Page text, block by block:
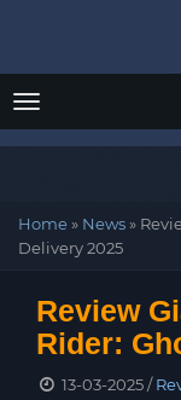
Menu
Home» News»
Delivery 2025
Review
Rider:
13-03-2025 /